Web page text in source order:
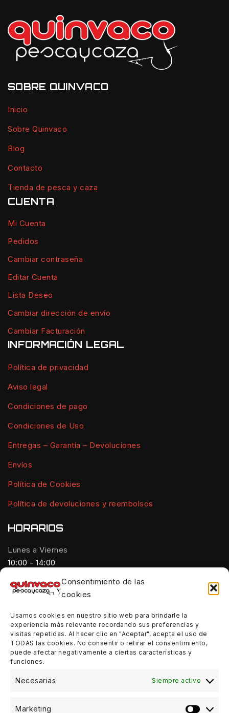
Consentimiento de las
cookies
Usamos cookies en nuestro sitio web para brindarle la
experiencia más relevante recordando sus preferencias y
visitas repetidas. Al hacer clic en "Aceptar", acepta el uso de
TODAS las cookies. No consentir o retirar el consentimiento,
puede afectar negativamente a ciertas características y
funciones.
Necesarias Siempre activo
Marketing
SOBRE QUINVACO
Inicio
Sobre Quinvaco
Blog
Contacto
Tienda de pesca y caza
CUENTA
Mi Cuenta
Pedidos
Cambiar contraseña
Editar Cuenta
Lista Deseo
Cambiar dirección de envío
Cambiar Facturación
INFORMACIÓN LEGAL
Política de privacidad
Aviso legal
Condiciones de pago
Condiciones de Uso
Entregas – Garantía – Devoluciones
Envíos
Política de Cookies
Política de devoluciones y reembolsos
HORARIOS
Lunes a Viernes
10:00 - 14:00
Tardes:
18:00 - 21:00
Sábados:
10:00 - 14:00
Domingos:
Cerrado